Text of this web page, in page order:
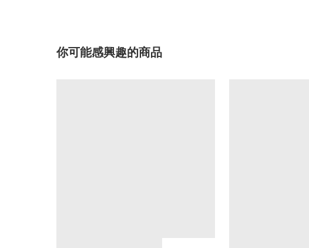
你可能感興趣的商品